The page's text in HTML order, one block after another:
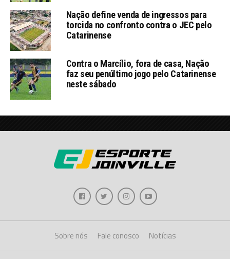
Nação define venda de ingressos para
torcida no confronto contra o JEC pelo
Catarinense
Contra o Marcílio, fora de casa, Nação
faz seu penúltimo jogo pelo Catarinense
neste sábado
Sobre nós Fale conosco Notícias